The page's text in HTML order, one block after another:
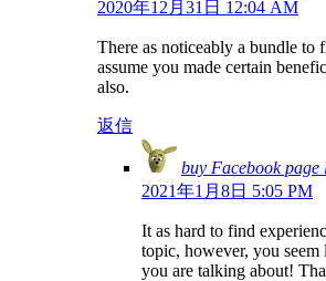
2020年12月31日 12:04 AM
There as noticeably a bundle to
assume you made certain
also.
返信
buy Facebook page
2021年1月8日 5:05 PM
It as hard to find
topic, however, you
you are talking about!